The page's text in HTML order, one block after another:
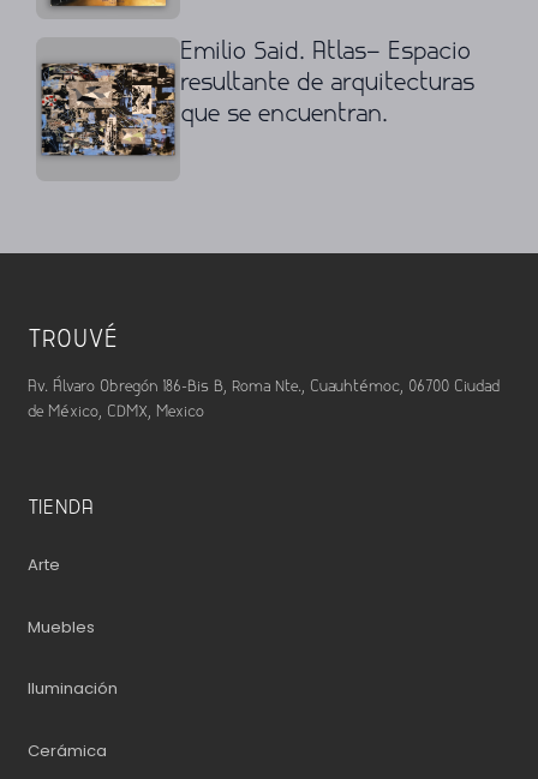
Emilio Said. Atlas– Espacio
resultante de arquitecturas
que se encuentran.
TROUVÉ
Av. Álvaro Obregón 186-Bis B, Roma Nte., Cuauhtémoc, 06700 Ciudad
de México, CDMX, Mexico
TIENDA
Arte
Muebles
Iluminación
Cerámica